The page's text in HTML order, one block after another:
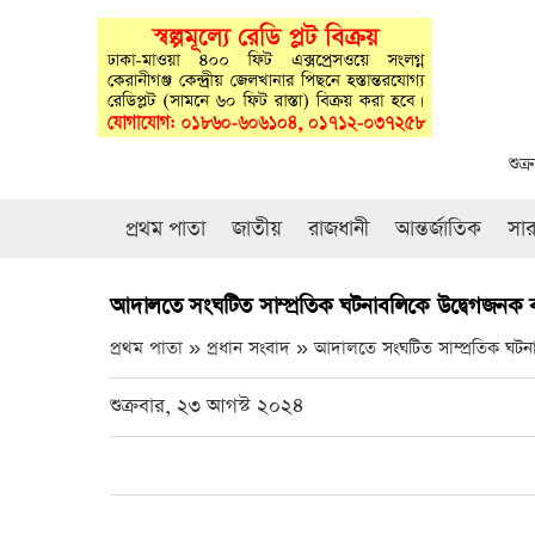
প্রথম পাতা জাতীয় রাজধানী আন্তর্জাতিক
আদালতে সংঘটিত সাম্প্রতিক ঘটনাবলিকে
প্রথম পাতা » প্রধান সংবাদ »আদালতে সংঘটিত সাম্প্রতিক
শুক্রবার, ২৩ আগস্ট ২০২৪